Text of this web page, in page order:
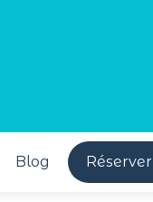
Blog